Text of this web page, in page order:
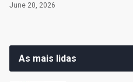
June 20, 2026
As mais lidas